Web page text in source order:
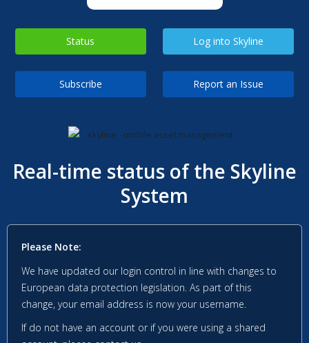
Subscribe Report an Issue
Status Log into Skyline
Real-time status of the Skyline
System
Please Note:
We have updated our login control in line with changes to
European data protection legislation. As part of this
change, your email address is now your username.
If do not have an account or if you were using a shared